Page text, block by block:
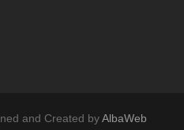
and Created byAlbaWeb